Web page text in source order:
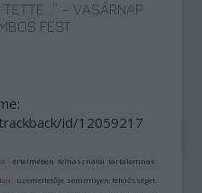
TETTE…” – VASÁRNAP
FEST
id/12059217
értelmében felhasználói tartalomnak
üzemeltetője semmilyen felelősséget